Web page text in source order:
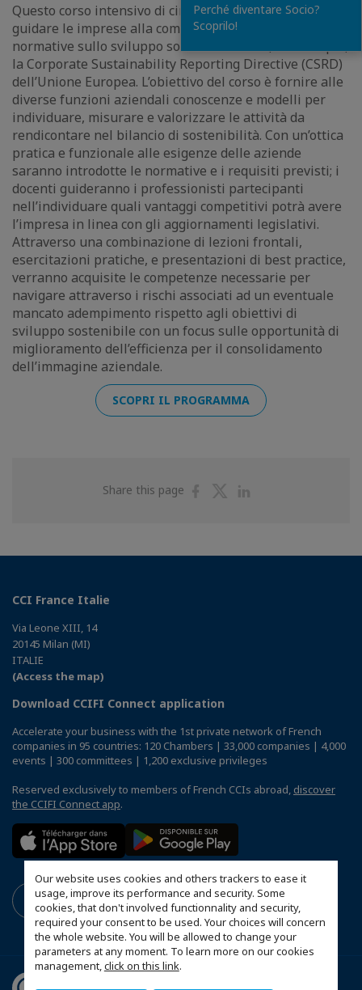
Our website uses cookies and others trackers to ease it
usage, improve its performance and security. Some
cookies, that don't involved functionnality and security,
required your consent to be used. Your choices will concern
the whole website. You will be allowed to change your
parameters at any moment. To learn more on our cookies
management,click on this link.
Questo corso intensivo di circa 30 ore è progettato per
guidare le imprese alla comprensione delle più recenti
normative sullo sviluppo sostenibile come, ad esempio,
la Corporate Sustainability Reporting Directive (CSRD)
dell’Unione Europea. L’obiettivo del corso è fornire alle
diverse funzioni aziendali conoscenze e modelli per
individuare, misurare e valorizzare le attività da
rendicontare nel bilancio di sostenibilità. Con un’ottica
pratica e funzionale alle esigenze delle aziende
saranno introdotte le normative e i requisiti previsti; i
docenti guideranno i professionisti partecipanti
nell’individuare quali vantaggi competitivi potrà avere
l’impresa in linea con gli aggiornamenti legislativi.
Attraverso una combinazione di lezioni frontali,
esercitazioni pratiche, e presentazioni di best practice,
verranno acquisite le competenze necessarie per
navigare attraverso i rischi associati ad un eventuale
mancato adempimento rispetto agli obiettivi di
sviluppo sostenibile con un focus sulle opportunità di
miglioramento dell’efficienza per il consolidamento
dell’immagine aziendale.
SCOPRI IL PROGRAMMA
Share this page
ShareShare
CCI France Italie
Via Leone XIII, 14
20145 Milan (MI)
ITALIE
(Access the map)
Download CCIFI Connect application
Accelerate your business with the 1st private network of French
companies in 95 countries: 120 Chambers | 33,000 companies | 4,000
events | 300 committees | 1,200 exclusive privileges
Reserved exclusively to members of French CCIs abroad, discover
the CCIFI Connect app.
Perché diventare Socio?
Scoprilo!